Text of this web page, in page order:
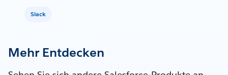
Slack
Mehr Entdecken